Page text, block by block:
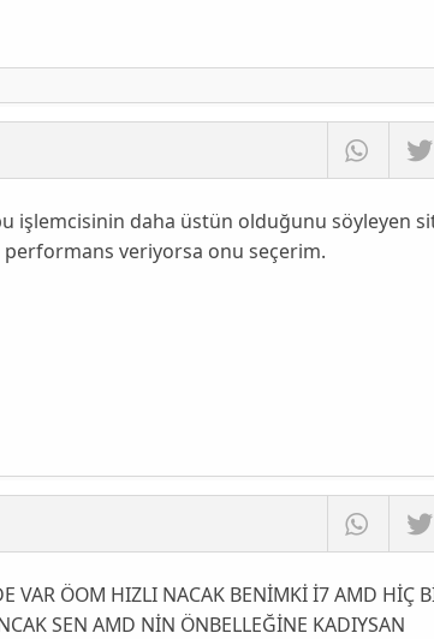
işlemcisinin daha üstün olduğunu söyleyen
performans veriyorsa onu seçerim.
VAR ÖOM HIZLI NACAK BENİMKİ İ7 AMD HİÇ
SEN AMD NİN ÖNBELLEĞİNE KADIYSAN